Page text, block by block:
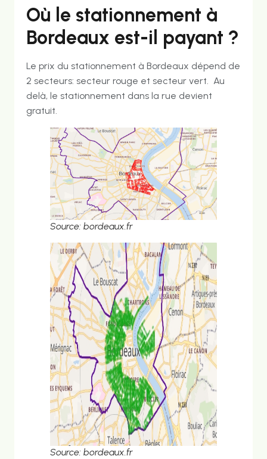
Où le stationnement à
Bordeaux est-il payant ?
Le prix du stationnement à Bordeaux dépend de
2 secteurs: secteur rouge et secteur vert. Au
delà, le stationnement dans la rue devient
gratuit.
Source: bordeaux.fr
Source: bordeaux.fr